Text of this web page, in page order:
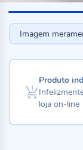
Imagem
Produto
loja on-line